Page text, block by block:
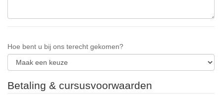
Hoe bent u bij ons terecht gekomen?
Betaling & cursusvoorwaarden